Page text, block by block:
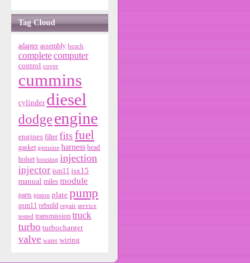
Tag Cloud
adapter assembly bosch
completecomputer
control cover
cummins
cylinder diesel
dodgeengine
engines filter fits fuel
gasket genuine harness head
holset housing injection
injector ism11 isx15
manual miles module
parts piston plate pump
qsm11 rebuild repair service
tested transmission truck
turbo turbocharger
valve water wiring